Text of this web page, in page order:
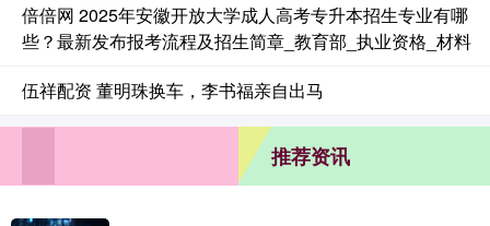
倍倍网 2025年安徽开放大学成人高考专升本招生专业有哪
些？最新发布报考流程及招生简章_教育部_执业资格_材料
伍祥配资 董明珠换车，李书福亲自出马
推荐资讯